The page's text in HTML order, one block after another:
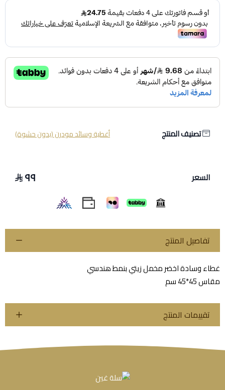
تصنيف المنتج أغطية وسائد مودرن (بدون حشوة)
السعر ٩٩
تفاصيل المنتج
غطاء وسادة اخضر مخمل زيتي بنمط هندسي
مقاس 45*45 سم
تقييمات المنتج